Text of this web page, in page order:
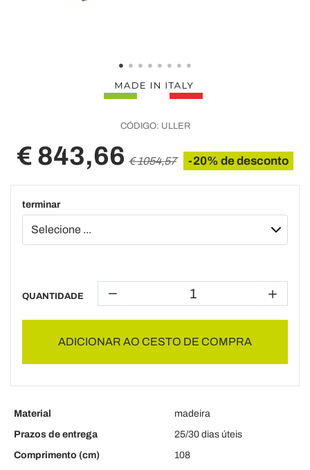
CÓDIGO: ULLER
€ 843,66 € 1054,57 -20% de desconto
terminar
QUANTIDADE
ADICIONAR AO CESTO DE COMPRA
Material
madeira
Prazos de entrega
25/30 dias úteis
Comprimento (cm)
108